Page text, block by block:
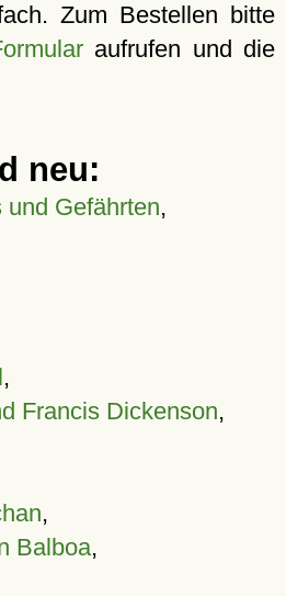
Zum Bestellen bitte
aufrufen und die
neu:
und Gefährten,
,
Francis Dickenson,
,
Balboa,